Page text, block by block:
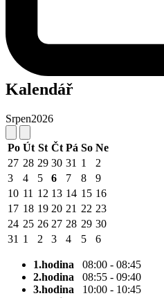
Kalendář
Srpen2026
Po Út St Čt Pá So Ne
27 28 29 30 31 1
2
3
4 5 6 7 8
9
10 11 12 13 14 15 16
17 18 19 20 21 22 23
24 25 26 27 28 29 30
31 1 2 3 4 5 6
1.hodina 08:00 - 08:45
2.hodina 08:55 - 09:40
3.hodina 10:00 - 10:45